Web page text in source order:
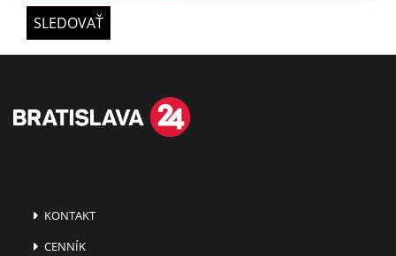
SLEDOVAŤ
KONTAKT
CENNÍK